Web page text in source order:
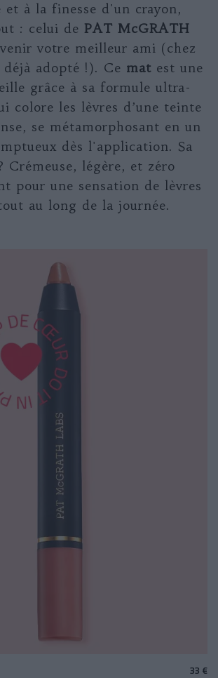
et à la finesse d'un crayon,
: celui de PAT McGRATH
votre meilleur ami (chez
adopté !). Ce mat est une
grâce à sa formule ultra-
colore les lèvres d’une teinte
se métamorphosant en un
dès l'application. Sa
Crémeuse, légère, et zéro
pour une sensation de lèvres
au long de la journée.
33 €